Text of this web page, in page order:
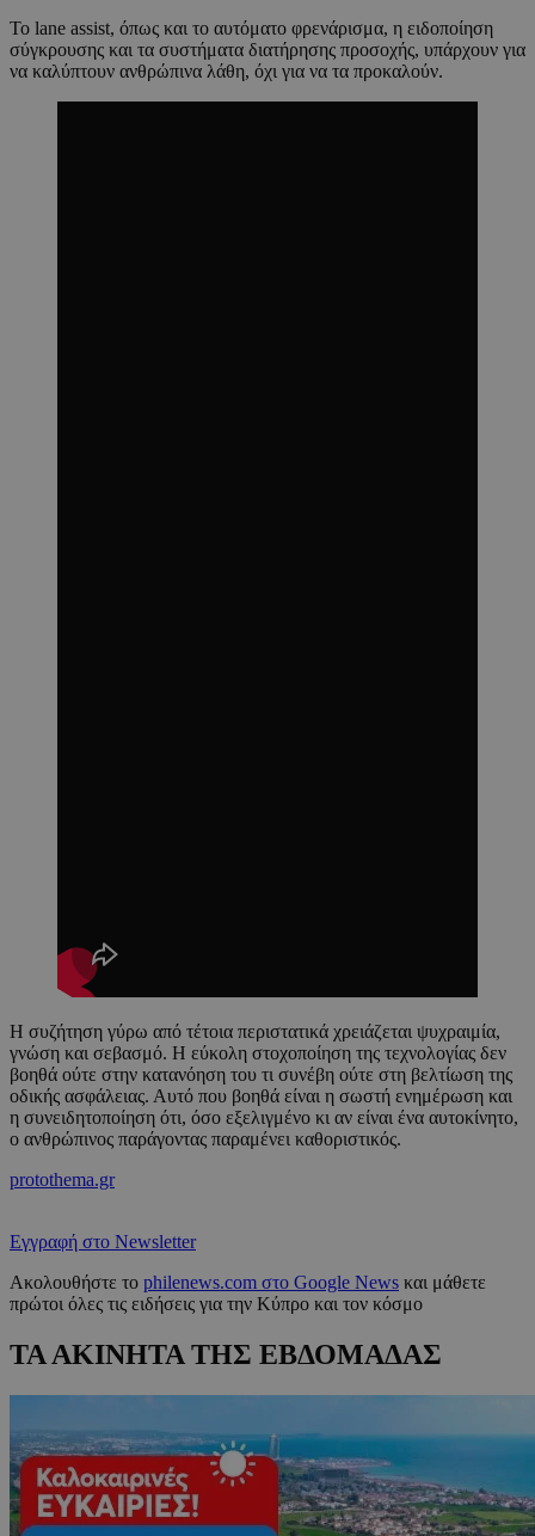
Το lane assist, όπως και το αυτόματο φρενάρισμα, η ειδοποίηση
σύγκρουσης και τα συστήματα διατήρησης προσοχής, υπάρχουν για
να καλύπτουν ανθρώπινα λάθη, όχι για να τα προκαλούν.
Η συζήτηση γύρω από τέτοια περιστατικά χρειάζεται ψυχραιμία,
γνώση και σεβασμό. Η εύκολη στοχοποίηση της τεχνολογίας δεν
βοηθά ούτε στην κατανόηση του τι συνέβη ούτε στη βελτίωση της
οδικής ασφάλειας. Αυτό που βοηθά είναι η σωστή ενημέρωση και
η συνειδητοποίηση ότι, όσο εξελιγμένο κι αν είναι ένα αυτοκίνητο,
ο ανθρώπινος παράγοντας παραμένει καθοριστικός.
protothema.gr
Εγγραφή στο Newsletter
Ακολουθήστε το philenews.com στο Google News και μάθετε
πρώτοι όλες τις ειδήσεις για την Κύπρο και τον κόσμο
ΤΑ ΑΚΙΝΗΤΑ ΤΗΣ ΕΒΔΟΜΑΔΑΣ